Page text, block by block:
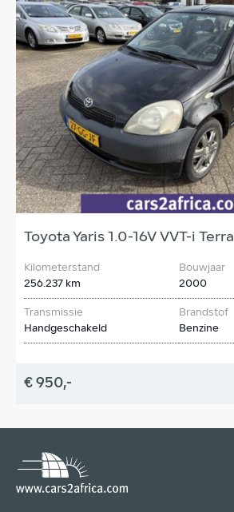
Toyota Yaris 1.0-16V VVT-i Terra
Kilometerstand
256.237 km
Bouwjaar
2000
Transmissie
Handgeschakeld
Brandstof
Benzine
€ 950,-